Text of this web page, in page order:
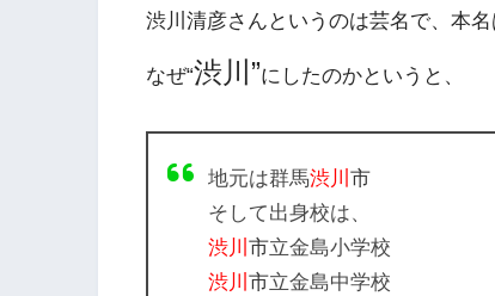
渋川清彦さんというのは芸名で、本名
なぜ“渋川”にしたのかというと、
地元は群馬渋川 市
そして出身校は、
渋川 市立金島小学校
渋川 市立金島中学校